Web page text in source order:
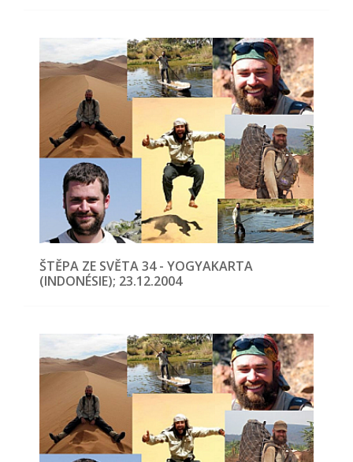
ŠTĚPA ZE SVĚTA 34 - YOGYAKARTA
(INDONÉSIE); 23.12.2004